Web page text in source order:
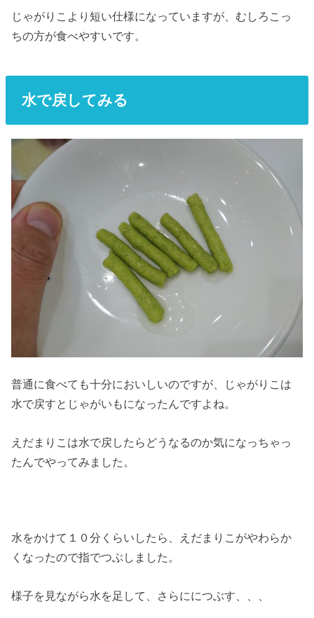
じゃがりこより短い仕様になっていますが、むしろこっ
ちの方が食べやすいです。
水で戻してみる
普通に食べても十分においしいのですが、じゃがりこは
水で戻すとじゃがいもになったんですよね。
えだまりこは水で戻したらどうなるのか気になっちゃっ
たんでやってみました。
水をかけて１０分くらいしたら、えだまりこがやわらか
くなったので指でつぶしました。
様子を見ながら水を足して、さらににつぶす、、、